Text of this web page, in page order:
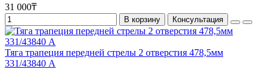
31 000₸
В корзину Консультация
Тяга трапеция передней стрелы 2 отверстия 478,5мм
331/43840 А